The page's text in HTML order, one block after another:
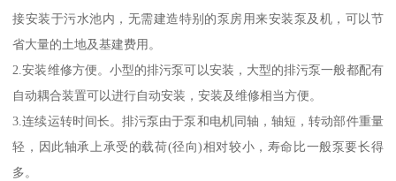
接安装于污水池内，无需建造特别的泵房用来安装泵及机，可以节
省大量的土地及基建费用。
2.安装维修方便。小型的排污泵可以安装，大型的排污泵一般都配有
自动耦合装置可以进行自动安装，安装及维修相当方便。
3.连续运转时间长。排污泵由于泵和电机同轴，轴短，转动部件重量
轻，因此轴承上承受的载荷(径向)相对较小，寿命比一般泵要长得
多。